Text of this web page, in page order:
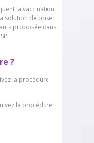
la vaccination
solution de prise
proposée dans
?
la procédure
la procédure